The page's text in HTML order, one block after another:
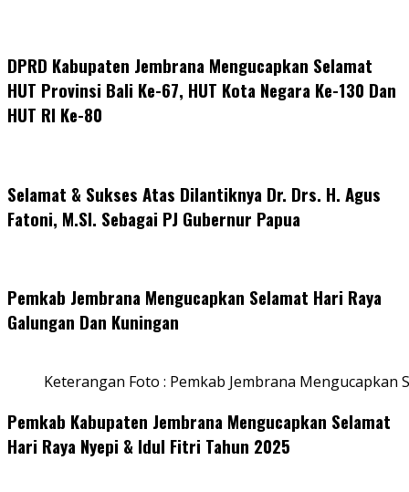
DPRD Kabupaten Jembrana Mengucapkan Selamat
HUT Provinsi Bali Ke-67, HUT Kota Negara Ke-130 Dan
HUT RI Ke-80
Selamat & Sukses Atas Dilantiknya Dr. Drs. H. Agus
Fatoni, M.SI. Sebagai PJ Gubernur Papua
Pemkab Jembrana Mengucapkan Selamat Hari Raya
Galungan Dan Kuningan
Keterangan Foto : Pemkab Jembrana Mengucapkan
Pemkab Kabupaten Jembrana Mengucapkan Selamat
Hari Raya Nyepi & Idul Fitri Tahun 2025